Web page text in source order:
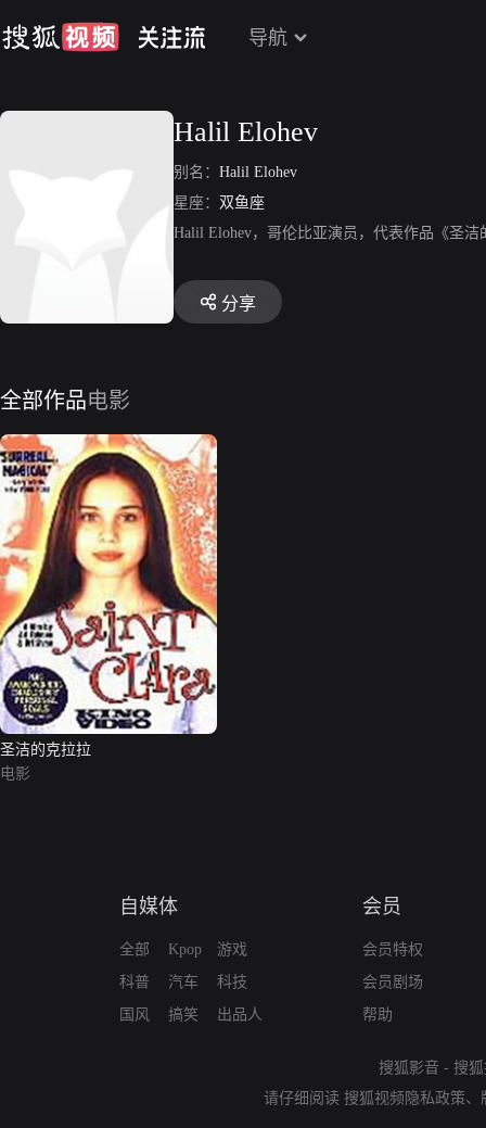
导航
Halil Elohev
别名： Halil Elohev
星座： 双鱼座
Halil Elohev，哥伦比亚演员，代表作品《圣洁
分享
全部作品电影
圣洁的克拉拉
电影
自媒体
全部
科普
国风
Kpop
汽车
搞笑
游戏
科技
出品人
会员
会员特权
会员剧场
帮助
搜狐影音 - 搜
请仔细阅读 搜狐视频隐私政策、